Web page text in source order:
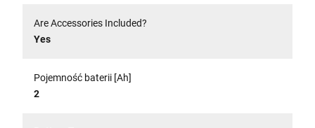
Are Accessories Included?
Yes
Pojemność baterii [Ah]
2